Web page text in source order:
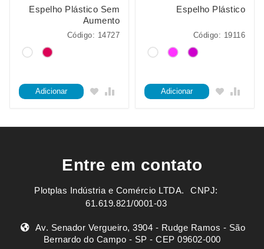
Espelho Plástico Sem
Aumento
Código: 14727
Adicionar
Espelho Plástico
Código: 19116
Adicionar
Entre em contato
Plotplas Indústria e Comércio LTDA. ㅤㅤㅤ CNPJ:
61.619.821/0001-03
Av. Senador Vergueiro, 3904 - Rudge Ramos - São
Bernardo do Campo - SP - CEP 09602-000